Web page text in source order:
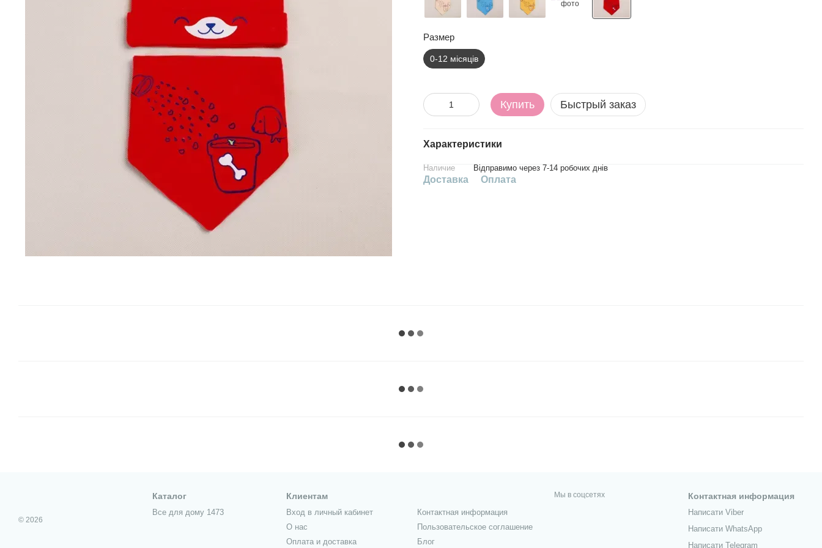
Размер
0-12 місяців
Купить Быстрый заказ
Характеристики
Наличие Відправимо через 7-14 робочих днів
Доставка Оплата
© 2026
Каталог
Все для дому 1473
Клиентам
Вход в личный кабинет
О нас
Оплата и доставка
Контактная информация
Пользовательское соглашение
Блог
Мы в соцсетях Контактная информация
Написати Viber
Написати WhatsApp
Написати Telegram